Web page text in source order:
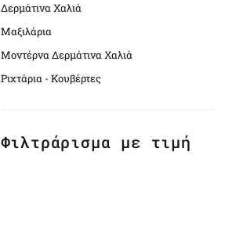
Δερμάτινα Χαλιά
Μαξιλάρια
Μοντέρνα Δερμάτινα Χαλιά
Ριχτάρια - Κουβέρτες
Φιλτράρισμα με τιμή